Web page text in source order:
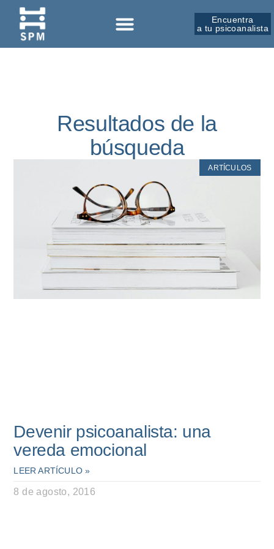
Encuentra
a tu psicoanalista
Resultados de la
búsqueda
ARTÍCULOS
Devenir psicoanalista: una
vereda emocional
LEER ARTÍCULO »
8 de agosto, 2016